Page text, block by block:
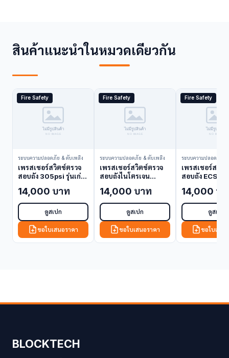
สินค้าแนะนำในหมวดเดียวกัน
Fire Safety
ระบบความปลอดภัย & ดับเพลิง
เพรสเชอร์สวิตช์ตรวจ
สอบถัง 305psi รุ่นเก่า
001 (Pressure
Switch)
14,000 บาท
ดูสเปก
ขอใบเสนอราคา
Fire Safety
ระบบความปลอดภัย & ดับเพลิง
เพรสเชอร์สวิตช์ตรวจ
สอบถังไนโตรเจน
001 (Pressure
Switch)
14,000 บาท
ดูสเปก
ขอใบเสนอราคา
Fire Safety
ระบบความปลอดภัย &
เพรสเชอร์สวิต
สอบถัง ECS-
001
Switch)
14,000 บ
ดูสเปก
ขอใบเสน
BLOCKTECH